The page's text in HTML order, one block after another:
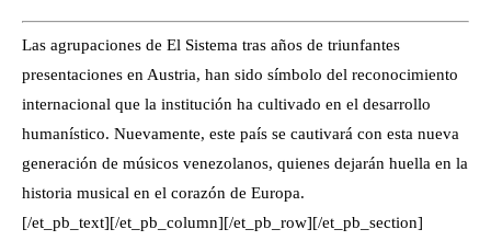
Las agrupaciones de El Sistema tras años de triunfantes
presentaciones en Austria, han sido símbolo del reconocimiento
internacional que la institución ha cultivado en el desarrollo
humanístico. Nuevamente, este país se cautivará con esta nueva
generación de músicos venezolanos, quienes dejarán huella en la
historia musical en el corazón de Europa.
[/et_pb_text][/et_pb_column][/et_pb_row][/et_pb_section]